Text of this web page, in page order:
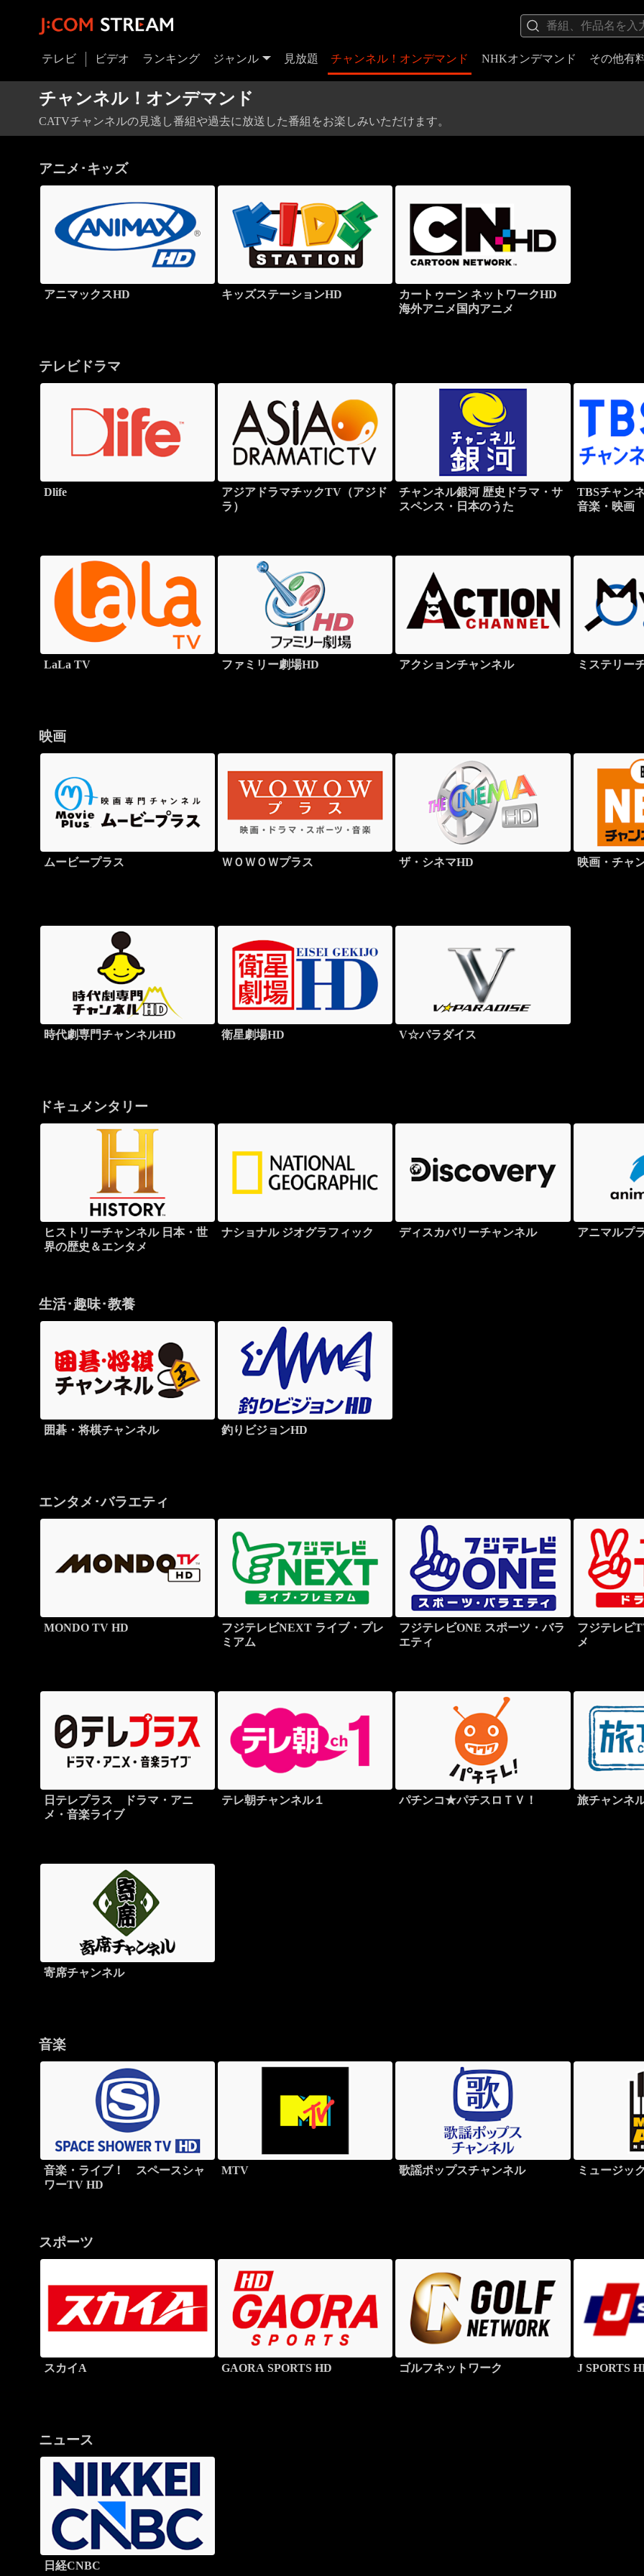
テレビ ビデオ ランキング ジャンル 見放題 チャンネル！オンデマンド NHKオンデマンド その他有
チャンネル！オンデマンド
CATVチャンネルの見逃し番組や過去に放送した番組をお楽しみいただけます。
アニメ･キッズ
アニマックスHD キッズステーションHD
カートゥーン ネットワークHD
海外アニメ国内アニメ
テレビドラマ
Dlife
アジアドラマチックTV（アジド
ラ）
チャンネル銀河 歴史ドラマ・サ
スペンス・日本のうた
TBSチャン
音楽・映画
LaLa TV ファミリー劇場HD アクションチャンネル ミステリー
映画
ムービープラス ＷＯＷＯＷプラス ザ・シネマHD 映画・チャ
時代劇専門チャンネルHD 衛星劇場HD V☆パラダイス
ドキュメンタリー
ヒストリーチャンネル 日本・世
界の歴史＆エンタメ
ナショナル ジオグラフィック ディスカバリーチャンネル アニマルプ
生活･趣味･教養
囲碁・将棋チャンネル 釣りビジョンHD
エンタメ･バラエティ
MONDO TV HD
フジテレビNEXT ライブ・プレ
ミアム
フジテレビONE スポーツ・バラ
エティ
フジテレビ
メ
日テレプラス ドラマ・アニ
メ・音楽ライブ
テレ朝チャンネル１ パチンコ★パチスロＴＶ！ 旅チャンネ
寄席チャンネル
音楽
音楽・ライブ！ スペースシャ
ワーTV HD
MTV 歌謡ポップスチャンネル ミュージッ
スポーツ
スカイA GAORA SPORTS HD ゴルフネットワーク J SPORTS
ニュース
日経CNBC